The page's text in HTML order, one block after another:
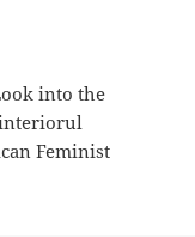
into the
Feminist